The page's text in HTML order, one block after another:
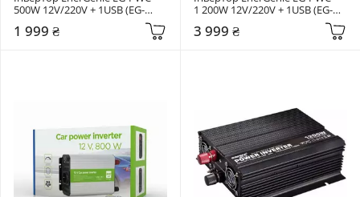
500W 12V/220V + 1USB (EG-
1 999 ₴
1 200W 12V/220V + 1USB (EG-
3 999 ₴